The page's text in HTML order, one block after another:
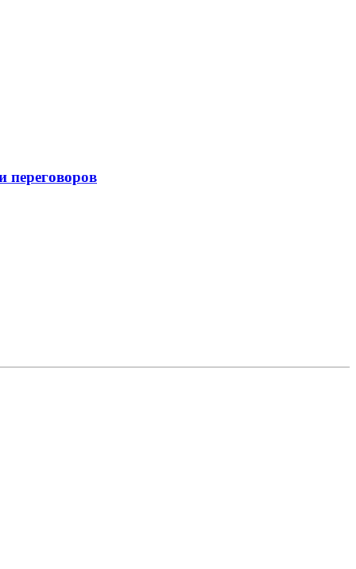
переговоров